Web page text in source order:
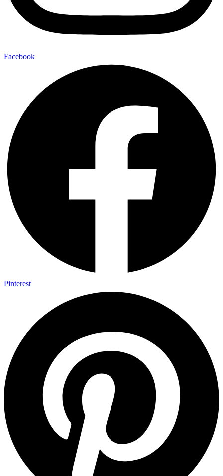
Facebook
Pinterest